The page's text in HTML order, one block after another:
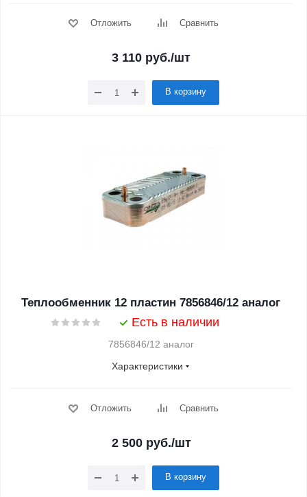
Отложить Сравнить
3 110 руб./шт
В корзину
Теплообменник 12 пластин 7856846/12 аналог
Есть в наличии
7856846/12 аналог
Характеристики
Отложить Сравнить
2 500руб./шт
В корзину